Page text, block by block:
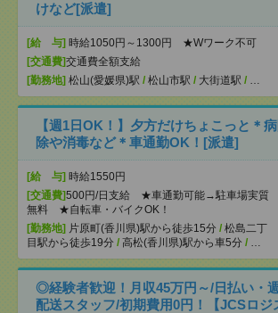
けなど[派遣]
[給 与] 時給1050円～1300円 ★Wワーク不可
[交通費]交通費全額支給
[勤務地] 松山(愛媛県)駅 / 松山市駅 / 大街道駅 / …
【週1日OK！】夕方だけちょこっと＊
除や消毒など＊車通勤OK！[派遣]
[給 与] 時給1550円
[交通費]500円/日支給 ★車通勤可能→駐車場実質
無料 ★自転車・バイクOK！
[勤務地] 片原町(香川県)駅から徒歩15分 / 松島二丁
目駅から徒歩19分 / 高松(香川県)駅から車5分 / …
◎経験者歓迎！月収45万円～/日払い・
配送スタッフ/初期費用0円！【JCSロジ